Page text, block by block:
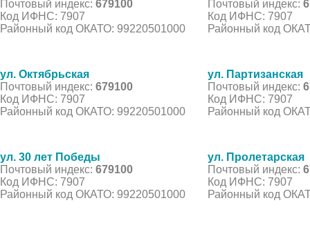
Почтовый индекс: 679100
Код ИФНС: 7907
Районный код ОКАТО: 99220501000
Почтовый индекс:
Код ИФНС: 7907
Районный код
ул. Октябрьская
Почтовый индекс: 679100
Код ИФНС: 7907
Районный код ОКАТО: 99220501000
ул. Партизанская
Почтовый индекс:
Код ИФНС: 7907
Районный код
ул. 30 лет Победы
Почтовый индекс: 679100
Код ИФНС: 7907
Районный код ОКАТО: 99220501000
ул. Пролетарская
Почтовый индекс:
Код ИФНС: 7907
Районный код